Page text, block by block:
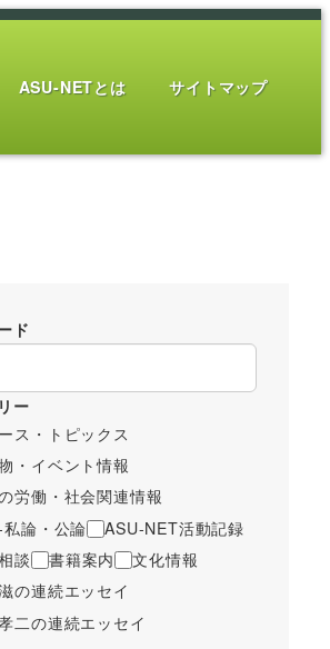
ASU-NETとは サイトマップ
ド
ー
ス・トピックス
・イベント情報
労働・社会関連情報
論・公論
ASU-NET活動記録
談
書籍案内
文化情報
の連続エッセイ
二の連続エッセイ